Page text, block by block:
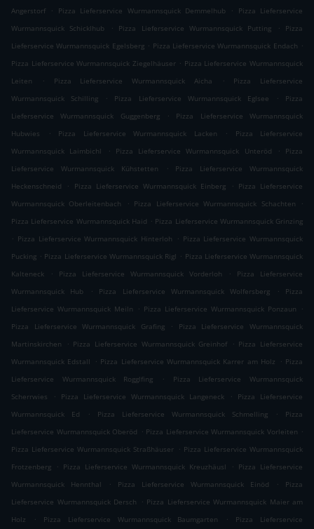
Angerstorf . Pizza Lieferservice Wurmannsquick Demmelhub .
Pizza Lieferservice
Wurmannsquick Schicklhub
. Pizza Lieferservice Wurmannsquick Putting .
Pizza
Lieferservice Wurmannsquick Egelsberg . Pizza Lieferservice Wurmannsquick Endach .
Pizza Lieferservice Wurmannsquick Ziegelhäuser . Pizza Lieferservice Wurmannsquick
Leiten
. Pizza Lieferservice Wurmannsquick Aicha .
Pizza Lieferservice
Wurmannsquick Schilling
. Pizza Lieferservice Wurmannsquick Eglsee .
Pizza
Lieferservice Wurmannsquick Guggenberg
.
Pizza Lieferservice Wurmannsquick
Hubwies
. Pizza Lieferservice Wurmannsquick Lacken .
Pizza Lieferservice
Wurmannsquick Laimbichl
. Pizza Lieferservice Wurmannsquick Unteröd .
Pizza
Lieferservice Wurmannsquick Kühstetten
.
Pizza Lieferservice Wurmannsquick
Heckenschneid
. Pizza Lieferservice Wurmannsquick Einberg . Pizza Lieferservice
Wurmannsquick Oberleitenbach
. Pizza Lieferservice Wurmannsquick Schachten
.
Pizza Lieferservice Wurmannsquick Haid . Pizza Lieferservice Wurmannsquick Grinzing
. Pizza Lieferservice Wurmannsquick Hinterloh . Pizza Lieferservice Wurmannsquick
Pucking . Pizza Lieferservice Wurmannsquick Rigl . Pizza Lieferservice Wurmannsquick
Kalteneck
. Pizza Lieferservice Wurmannsquick Vorderloh .
Pizza Lieferservice
Wurmannsquick Hub
. Pizza Lieferservice Wurmannsquick Wolfersberg .
Pizza
Lieferservice Wurmannsquick Meiln
. Pizza Lieferservice Wurmannsquick Ponzaun
.
Pizza Lieferservice Wurmannsquick Grafing
.
Pizza Lieferservice Wurmannsquick
Martinskirchen
. Pizza Lieferservice Wurmannsquick Greinhof . Pizza Lieferservice
Wurmannsquick Edstall
. Pizza Lieferservice Wurmannsquick Karrer am Holz . Pizza
Lieferservice Wurmannsquick Rogglfing
.
Pizza Lieferservice Wurmannsquick
Scherrwies
. Pizza Lieferservice Wurmannsquick Langeneck .
Pizza Lieferservice
Wurmannsquick Ed
. Pizza Lieferservice Wurmannsquick Schmelling .
Pizza
Lieferservice Wurmannsquick Oberöd . Pizza Lieferservice Wurmannsquick Vorleiten .
Pizza Lieferservice Wurmannsquick Straßhäuser . Pizza Lieferservice Wurmannsquick
Frotzenberg
. Pizza Lieferservice Wurmannsquick Kreuzhäusl . Pizza Lieferservice
Wurmannsquick Hennthal
. Pizza Lieferservice Wurmannsquick Einöd .
Pizza
Lieferservice Wurmannsquick Dersch
. Pizza Lieferservice Wurmannsquick Maier am
Holz
. Pizza Lieferservice Wurmannsquick Baumgarten .
Pizza Lieferservice